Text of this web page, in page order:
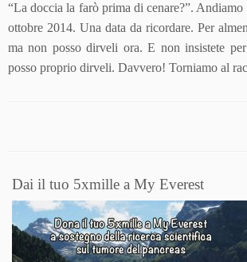
“La doccia la farò prima di cenare?”.
ottobre 2014. Una data da ricordare. Per
ma non posso dirveli ora. E non insistete
posso proprio dirveli. Davvero! Torniamo al
Dai il tuo 5xmille a My Everest